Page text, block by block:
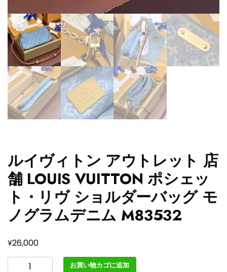
ルイヴィトン アウトレット 店
舗 LOUIS VUITTON ポシェッ
ト・リヴ ショルダーバッグ モ
ノグラムデニム M83532
¥26,000
お買い物カゴに追加